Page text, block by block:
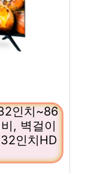
인치~86
, 벽걸이
인치HD